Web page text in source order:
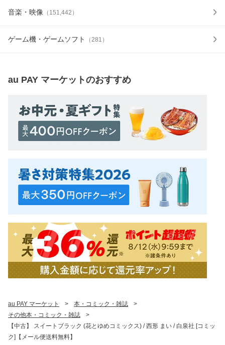
音楽・映像 （ 151,442 ）
ゲーム機・ゲームソフト （281 ）
au PAY マーケットのおすすめ
au PAY マーケット > 本・コミック・雑誌
>
その他本・コミック・雑誌
>
【中古】 スイートブラック (花とゆめコミックス) / 西形 まい / 白泉社 [コミッ
ク]【メール便送料無料】